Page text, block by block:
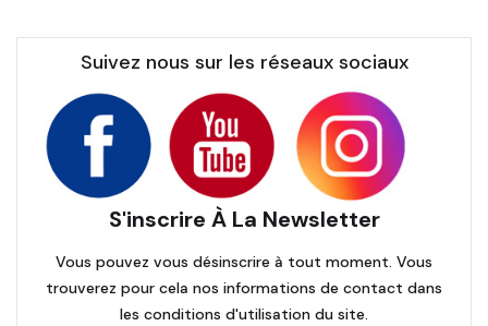
Suivez nous sur les réseaux sociaux
S'inscrire À La Newsletter
Vous pouvez vous désinscrire à tout moment. Vous
trouverez pour cela nos informations de contact dans
les conditions d'utilisation du site.